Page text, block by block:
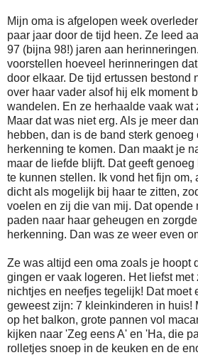
Mijn oma is afgelopen week
paar jaar door de tijd heen. Ze leed
97 (bijna 98!) jaren aan
voorstellen hoeveel herinneringen
door elkaar. De tijd ertussen bestond
over haar vader alsof hij elk moment
wandelen. En ze herhaalde vaak wat
Maar dat was niet erg. Als je meer
hebben, dan is de band sterk genoeg
herkenning te komen. Dan maakt je
maar de liefde blijft. Dat geeft
te kunnen stellen. Ik vond het fijn om,
dicht als mogelijk bij haar te zitten,
voelen en zij die van mij. Dat opende
paden naar haar geheugen en
herkenning. Dan was ze weer even
Ze was altijd een oma zoals je hoopt
gingen er vaak logeren. Het liefst
nichtjes en neefjes tegelijk! Dat moet
geweest zijn: 7 kleinkinderen in huis!
op het balkon, grote pannen vol
kijken naar 'Zeg eens A' en 'Ha, die
rolletjes snoep in de keuken en de